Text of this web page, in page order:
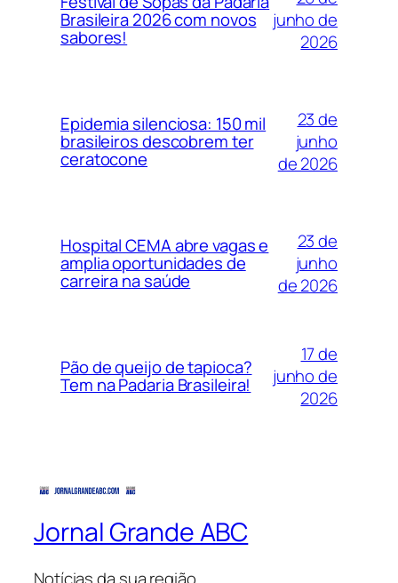
Brasileira 2026 com novos
sabores!
junho de
2026
Epidemia silenciosa: 150 mil
brasileiros descobrem ter
ceratocone
23 de
junho
de 2026
Hospital CEMA abre vagas e
amplia oportunidades de
carreira na saúde
23 de
junho
de 2026
Pão de queijo de tapioca?
Tem na Padaria Brasileira!
17 de
junho de
2026
Jornal Grande ABC